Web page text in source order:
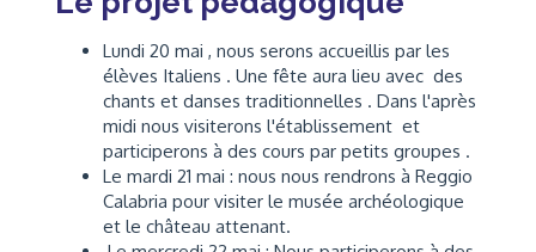
Lundi 20 mai , nous serons accueillis par les
élèves Italiens . Une fête aura lieu avec des
chants et danses traditionnelles . Dans l'après
midi nous visiterons l'établissement et
participerons à des cours par petits groupes .
Le mardi 21 mai : nous nous rendrons à Reggio
Calabria pour visiter le musée archéologique
et le château attenant.